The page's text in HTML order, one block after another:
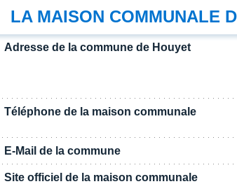
LA MAISON COMMUNALE
Adresse de la commune de Houyet
Téléphone de la maison communale
E-Mail de la commune
Site officiel de la maison communale